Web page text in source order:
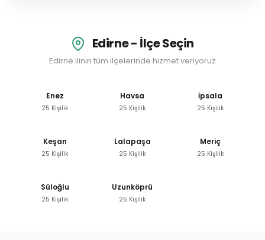
Edirne - İlçe Seçin
Edirne ilinin tüm ilçelerinde hizmet veriyoruz
Enez
25 Kişilik
Havsa
25 Kişilik
İpsala
25 Kişilik
Keşan
25 Kişilik
Lalapaşa
25 Kişilik
Meriç
25 Kişilik
Süloğlu
25 Kişilik
Uzunköprü
25 Kişilik